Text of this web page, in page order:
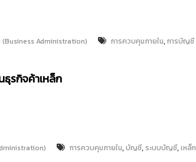
Administration) การควบคุมภายใน,การบัญชี
รกิจค้าเหล็ก
การควบคุมภายใน,บัญชี, ระบบบัญชี,เหล็ก